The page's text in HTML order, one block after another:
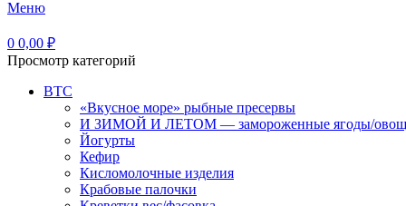
Меню
0 0,00 ₽
Просмотр категорий
BTC
«Вкусное море» рыбные пресервы
И ЗИМОЙ И ЛЕТОМ — замороженные ягоды/
Йогурты
Кефир
Кисломолочные изделия
Крабовые палочки